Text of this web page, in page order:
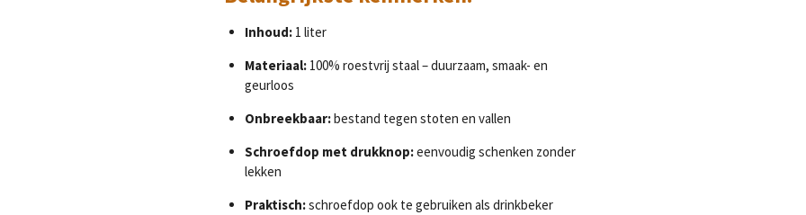
Inhoud:1 liter
Materiaal:100% roestvrij staal – duurzaam, smaak- en
geurloos
Onbreekbaar:bestand tegen stoten en vallen
Schroefdop met drukknop:eenvoudig schenken zonder
lekken
Praktisch:schroefdop ook te gebruiken als drinkbeker